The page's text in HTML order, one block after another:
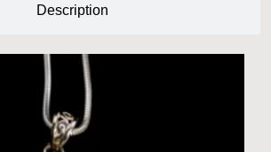
Description